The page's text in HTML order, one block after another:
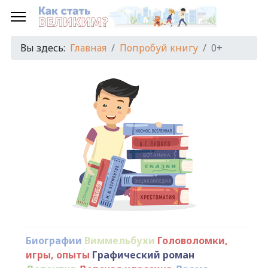
Вы здесь: Главная Попробуй книгу 0+
Биографии Виммельбухи Головоломки,
игры, опыты Графический роман